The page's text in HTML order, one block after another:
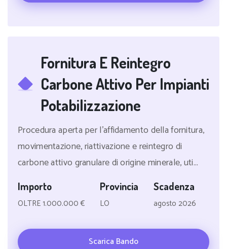
Fornitura E Reintegro
Carbone Attivo Per Impianti
Potabilizzazione
Procedura aperta per l'affidamento della fornitura,
movimentazione, riattivazione e reintegro di
carbone attivo granulare di origine minerale, uti...
Importo
OLTRE 1.000.000 €
Provincia
LO
Scadenza
agosto 2026
Scarica Bando